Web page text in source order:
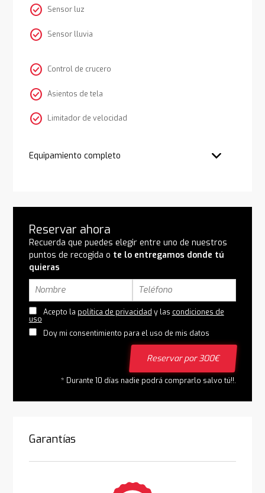
check_circle Sensor luz
check_circle Sensor lluvia
check_circle Control de crucero
check_circle Asientos de tela
check_circle Limitador de velocidad
Equipamiento completo
Reservar ahora
Recuerda que puedes elegir entre uno de nuestros
puntos de recogida o te lo entregamos donde tú
quieras
Acepto la política de privacidad y las condiciones de
uso
Doy mi consentimiento para el uso de mis datos
Reservar por 300€
* Durante 10 días nadie podrá comprarlo salvo tú!!.
Garantías